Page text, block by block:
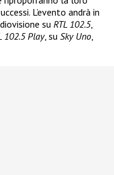
L’evento andrà in
su RTL 102.5,
102.5 Play, su Sky Uno,